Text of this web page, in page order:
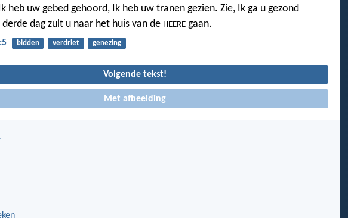
heb uw gebed gehoord, Ik heb uw tranen gezien. Zie, Ik ga u gezond
dag zult u naar het huis van de HEERE gaan.
bidden verdriet genezing
Volgende tekst!
Met afbeelding